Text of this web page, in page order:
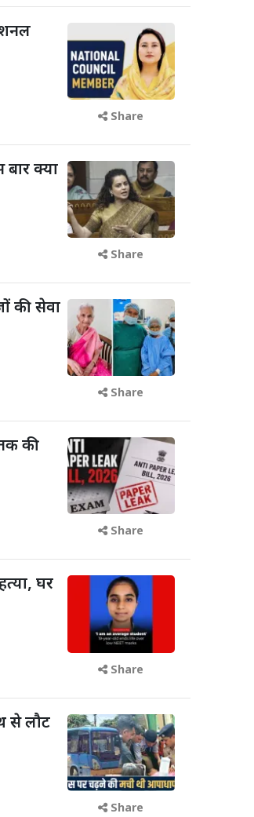
Share
बार क्या
Share
की सेवा
Share
की
Share
घर
Share
से लौट
Share